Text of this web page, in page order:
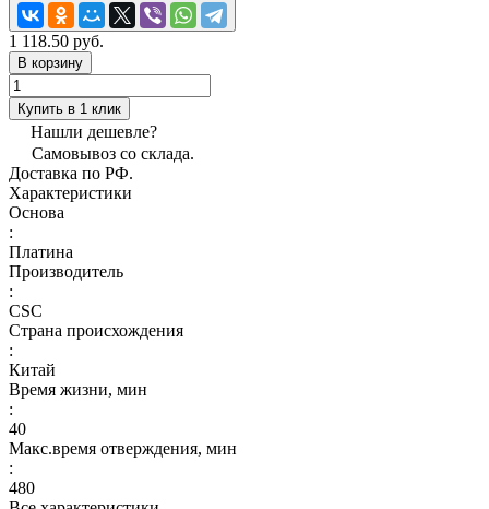
1 118.50 руб.
В корзину
Купить в 1 клик
Нашли дешевле?
Самовывоз со склада.
Доставка по РФ.
Характеристики
Основа
:
Платина
Производитель
:
CSC
Страна происхождения
:
Китай
Время жизни, мин
:
40
Макс.время отверждения, мин
:
480